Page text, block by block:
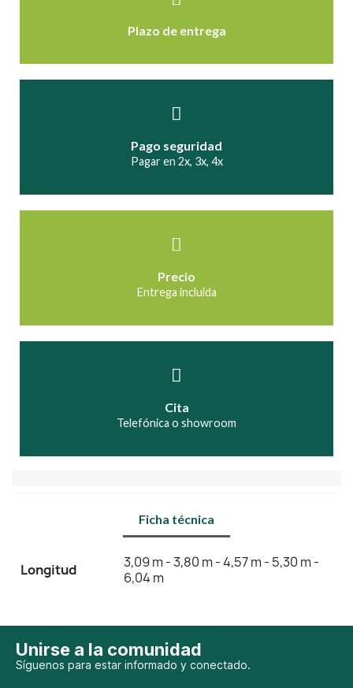
Plazo de entrega
Pago seguridad
Pagar en 2x, 3x, 4x
Precio
Entrega incluida
Cita
Telefónica o showroom
Ficha técnica
Longitud
3,09 m - 3,80 m - 4,57 m - 5,30 m -
6,04 m
Unirse a la comunidad
Síguenos para estar informado y conectado.